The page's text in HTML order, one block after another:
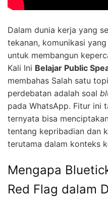
Dalam dunia kerja yang
tekanan, komunikasi
untuk membangun
Kali Ini Belajar Public
membahas Salah satu
perdebatan adalah soal
pada WhatsApp. Fitur ini
ternyata bisa
tentang kepribadian dan
terutama dalam konteks
Mengapa
Red Flag dalam